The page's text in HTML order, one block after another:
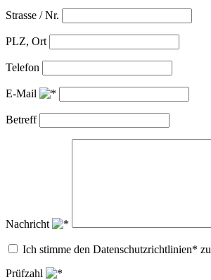
Strasse / Nr.
PLZ, Ort
Telefon
E-Mail
Betreff
Nachricht
Ich stimme den Datenschutzrichtlinien* zu
Prüfzahl